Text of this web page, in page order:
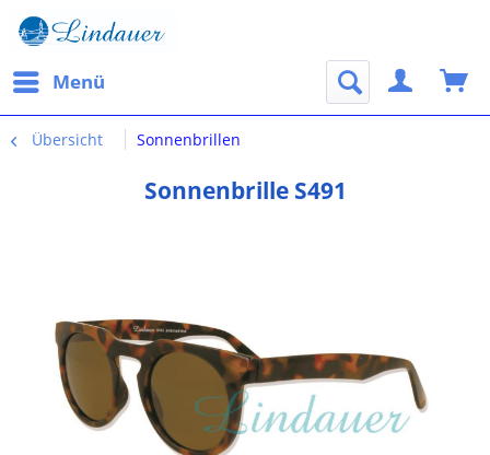
Menü
Übersicht Sonnenbrillen
Sonnenbrille S491